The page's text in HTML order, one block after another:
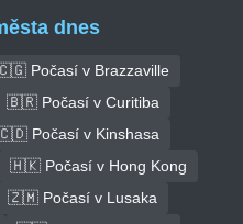
dnes
Počasí v Brazzaville
🇧🇷 Počasí v Curitiba
Počasí v Kinshasa
🇭🇰 Počasí v Hong Kong
🇿🇲 Počasí v Lusaka